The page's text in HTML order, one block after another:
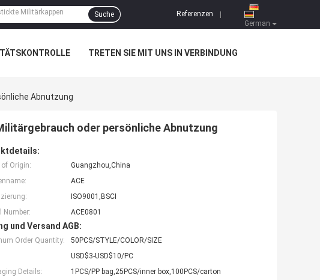
German
Referenzen
Suche
TRETEN SIE MIT UNS IN VERBINDUNG
Abnutzung
oder persönliche Abnutzung
of Origin:
Guangzhou,China
ACE
ISO9001,BSCI
Number:
ACE0801
und Versand AGB:
Order Quantity:
50PCS/STYLE/COLOR/SIZE
USD$3-USD$10/PC
Details:
1PCS/PP bag,25PCS/inner box,100PCS/carton